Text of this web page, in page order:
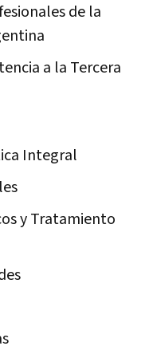
de la
a la Tercera
Integral
y Tratamiento